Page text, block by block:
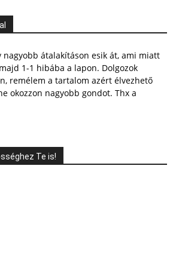
nagyobb átalakításon esik át, ami miatt
1-1 hibába a lapon. Dolgozok
remélem a tartalom azért élvezhető
okozzon nagyobb gondot. Thx a
Te is!